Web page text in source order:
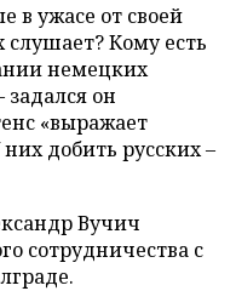
в ужасе от своей
Кому есть
немецких
задался он
«выражает
добить русских –
Вучич
сотрудничества с